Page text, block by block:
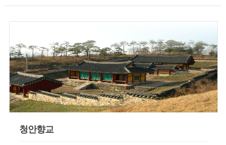
청안향교